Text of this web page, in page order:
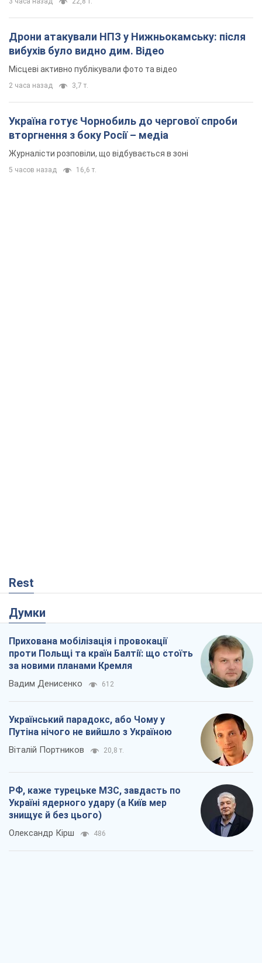
Дрони атакували НПЗ у Нижньокамську: після
вибухів було видно дим. Відео
Місцеві активно публікували фото та відео
2 часа назад 3,7 т.
Україна готує Чорнобиль до чергової спроби
вторгнення з боку Росії – медіа
Журналісти розповіли, що відбувається в зоні
5 часов назад 16,6 т.
Rest
Думки
Прихована мобілізація і провокації
проти Польщі та країн Балтії: що стоїть
за новими планами Кремля
Вадим Денисенко 612
Український парадокс, або Чому у
Путіна нічого не вийшло з Україною
Віталій Портников 20,8 т.
РФ, каже турецьке МЗС, завдасть по
Україні ядерного удару (а Київ мер
знищує й без цього)
Олександр Кірш 486